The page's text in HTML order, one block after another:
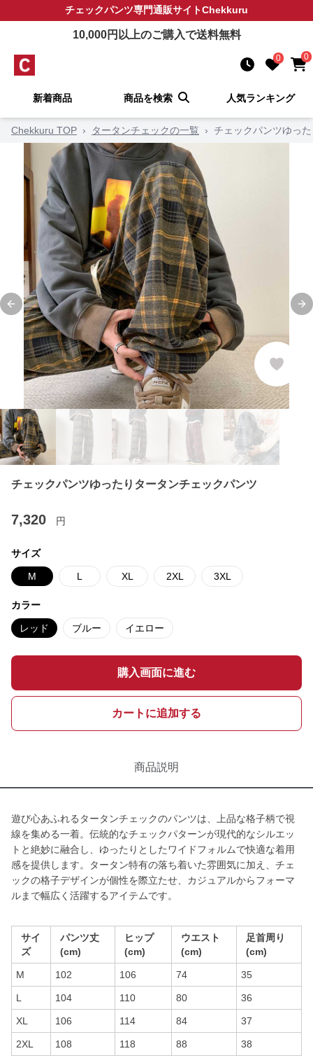
チェックパンツ専門通販サイトChekkuru
10,000円以上のご購入で送料無料
0 0
新着商品 商品を検索 人気ランキング
Chekkuru TOP › タータンチェックの一覧 › チェックパンツゆっ
Previous slide
チェックパンツゆったりタータンチェックパンツ
7,320 円
サイズ
M L XL 2XL 3XL
カラー
レッド ブルー イエロー
購入画面に進む
カートに追加する
商品説明
遊び心あふれるタータンチェックのパンツは、上品な格子柄で視
線を集める一着。伝統的なチェックパターンが現代的なシルエッ
トと絶妙に融合し、ゆったりとしたワイドフォルムで快適な着用
感を提供します。タータン特有の落ち着いた雰囲気に加え、チェ
ックの格子デザインが個性を際立たせ、カジュアルからフォーマ
ルまで幅広く活躍するアイテムです。
サイ
ズ
パンツ丈
(cm)
ヒップ
(cm)
ウエスト
(cm)
足首周り
(cm)
M 102 106 74 35
L 104 110 80 36
XL 106 114 84 37
2XL 108 118 88 38